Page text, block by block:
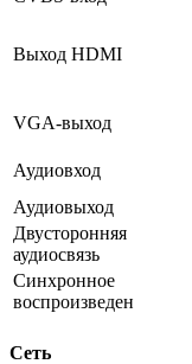
Выход HDMI
VGA-выход
Аудиовход
Аудиовыход
Двусторонняя
аудиосвязь
Синхронное
воспроизведен
Сеть